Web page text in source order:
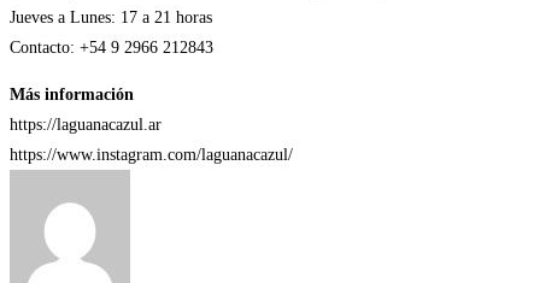
Jueves a Lunes: 17 a 21 horas
Contacto: +54 9 2966 212843
Más información
https://laguanacazul.ar
https://www.instagram.com/laguanacazul/